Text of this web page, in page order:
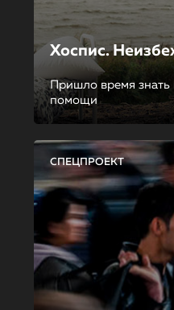
Хоспис.
Пришло время знать
помощи
СПЕЦПРОЕКТ